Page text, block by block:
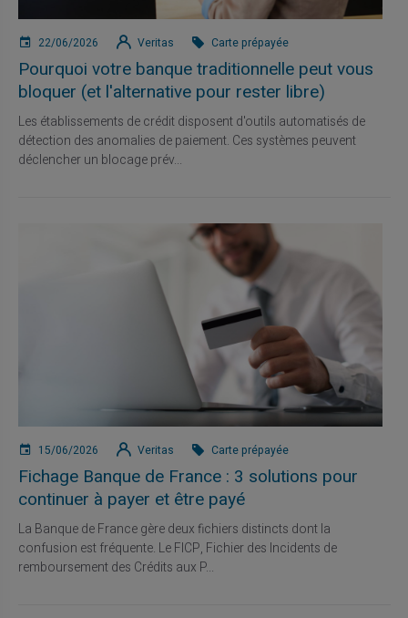
22/06/2026 Veritas Carte prépayée
Pourquoi votre banque traditionnelle peut vous
bloquer (et l'alternative pour rester libre)
Les établissements de crédit disposent d'outils automatisés de
détection des anomalies de paiement. Ces systèmes peuvent
déclencher un blocage prév...
15/06/2026 Veritas Carte prépayée
Fichage Banque de France : 3 solutions pour
continuer à payer et être payé
La Banque de France gère deux fichiers distincts dont la
confusion est fréquente. Le FICP, Fichier des Incidents de
remboursement des Crédits aux P...